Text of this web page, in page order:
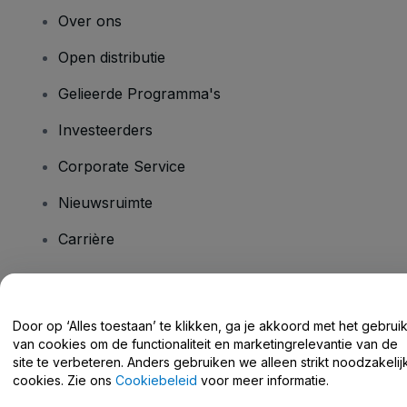
Over ons
Open distributie
Gelieerde Programma's
Investeerders
Corporate Service
Nieuwsruimte
Carrière
Helpcentrum / Neem Contact Met Ons Op
Door op ‘Alles toestaan’ te klikken, ga je akkoord met het gebruik
van cookies om de functionaliteit en marketingrelevantie van de
site te verbeteren. Anders gebruiken we alleen strikt
cookies. Zie ons Cookiebeleid voor meer informatie.